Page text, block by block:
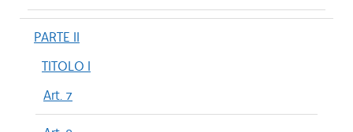
PARTE II
TITOLO I
Art. 7